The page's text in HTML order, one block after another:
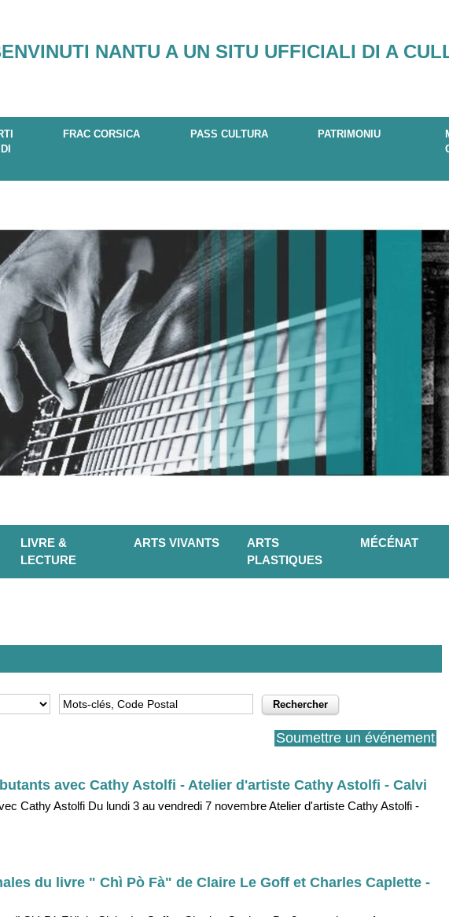
NANTU A UN SITU UFFICIALI DI A
FRAC CORSICA PASS CULTURA PATRIMONIU
LIVRE &
LECTURE
ARTS VIVANTS
ARTS
PLASTIQUES
MÉCÉNAT
Soumettre un événement
avec Cathy Astolfi - Atelier d'artiste Cathy Astolfi - Calvi
Cathy Astolfi Du lundi 3 au vendredi 7 novembre Atelier d'artiste Cathy Astolfi -
du livre " Chì Pò Fà" de Claire Le Goff et Charles Caplette -